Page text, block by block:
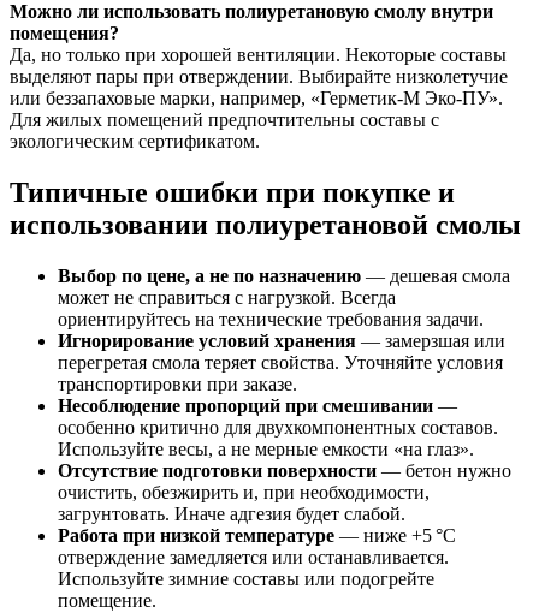
Можно ли использовать полиуретановую смолу внутри
помещения?
Да, но только при хорошей вентиляции. Некоторые составы
выделяют пары при отверждении. Выбирайте низколетучие
или беззапаховые марки, например, «Герметик-М Эко-ПУ».
Для жилых помещений предпочтительны составы с
экологическим сертификатом.
Типичные ошибки при покупке и
использовании полиуретановой смолы
Выбор по цене, а не по назначению — дешевая смола
может не справиться с нагрузкой. Всегда
ориентируйтесь на технические требования задачи.
Игнорирование условий хранения — замерзшая или
перегретая смола теряет свойства. Уточняйте условия
транспортировки при заказе.
Несоблюдение пропорций при смешивании —
особенно критично для двухкомпонентных составов.
Используйте весы, а не мерные емкости «на глаз».
Отсутствие подготовки поверхности — бетон нужно
очистить, обезжирить и, при необходимости,
загрунтовать. Иначе адгезия будет слабой.
Работа при низкой температуре — ниже +5 °C
отверждение замедляется или останавливается.
Используйте зимние составы или подогрейте
помещение.